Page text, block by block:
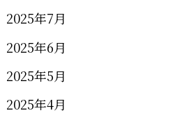
2025年7月
2025年6月
2025年5月
2025年4月